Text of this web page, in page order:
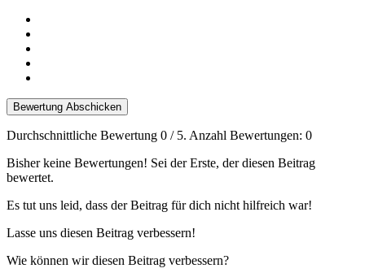
Bewertung Abschicken
Durchschnittliche Bewertung 0 / 5. Anzahl Bewertungen: 0
Bisher keine Bewertungen! Sei der Erste, der diesen Beitrag
bewertet.
Es tut uns leid, dass der Beitrag für dich nicht hilfreich war!
Lasse uns diesen Beitrag verbessern!
Wie können wir diesen Beitrag verbessern?